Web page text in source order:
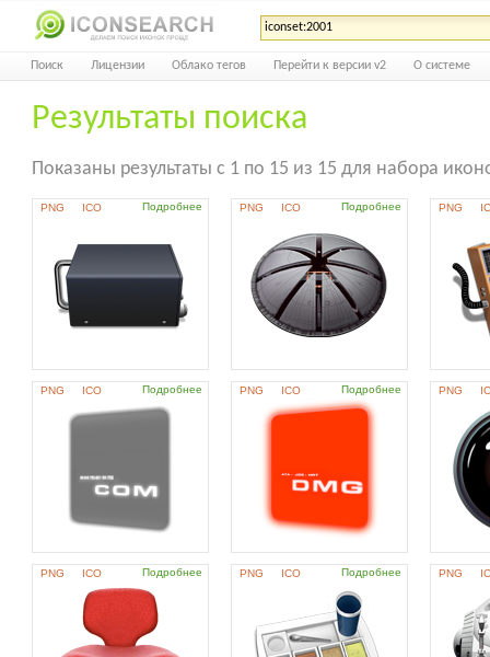
Поиск Лицензии Облако тегов Перейти к версии v2 О системе
Результаты поиска
Показаны результаты с 1 по 15 из 15 для набора
PNG ICO Подробнее PNG ICO Подробнее PNG
PNG ICO Подробнее PNG ICO Подробнее PNG
PNG ICO Подробнее PNG ICO Подробнее PNG